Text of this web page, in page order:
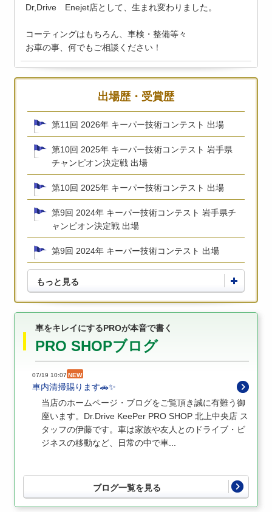
Dr,Drive Enejet店として、生まれ変わりました。
コーティングはもちろん、車検・整備等々
お車の事、何でもご相談ください！
出場歴・受賞歴
第11回 2026年 キーパー技術コンテスト 出場
第10回 2025年 キーパー技術コンテスト 岩手県
チャンピオン決定戦 出場
第10回 2025年 キーパー技術コンテスト 出場
第9回 2024年 キーパー技術コンテスト 岩手県チ
ャンピオン決定戦 出場
第9回 2024年 キーパー技術コンテスト 出場
もっと見る
車をキレイにするPROが本音で書く
PRO SHOPブログ
07/19 10:07 NEW
車内清掃賜ります🚗✨
当店のホームページ・ブログをご覧頂き誠に有難う御
座います。Dr.Drive KeePer PRO SHOP 北上中央店 ス
タッフの伊藤です。車は家族や友人とのドライブ・ビ
ジネスの移動など、日常の中で車...
ブログ一覧を見る